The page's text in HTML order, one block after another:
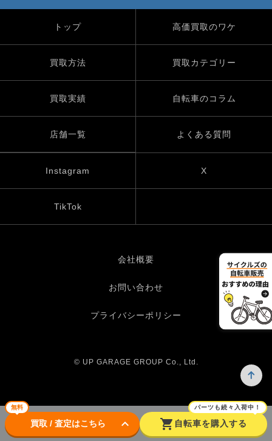
無料
買取 / 査定はこちら keyboard_arrow_down shopping_cart
パーツも続々入荷中！
自転車を購入する
トップ 高価買取のワケ
買取方法 買取カテゴリー
買取実績 自転車のコラム
店舗一覧 よくある質問
Instagram X
TikTok
会社概要
お問い合わせ
プライバシーポリシー
© UP GARAGE GROUP Co., Ltd.